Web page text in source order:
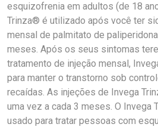
esquizofrenia em adultos (de 18
Trinza® é utilizado após você ter
mensal de palmitato de
meses. Após os seus sintomas
tratamento de injeção mensal,
para manter o transtorno sob
recaídas. As injeções de Invega
uma vez a cada 3 meses. O Invega
usado para tratar pessoas com